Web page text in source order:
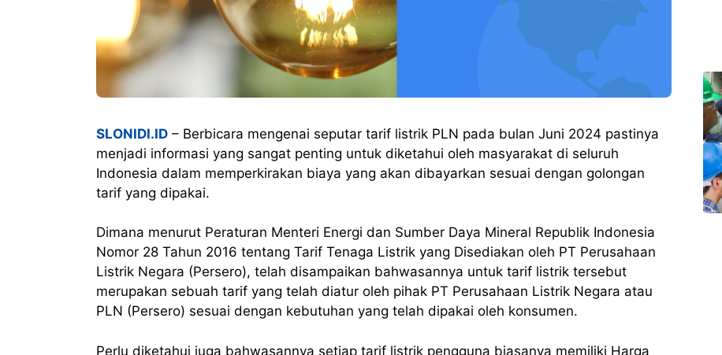
SLONIDI.ID – Berbicara mengenai seputar tarif listrik PLN pada bulan Juni 2024 pastinya
menjadi informasi yang sangat penting untuk diketahui oleh masyarakat di seluruh
Indonesia dalam memperkirakan biaya yang akan dibayarkan sesuai dengan golongan
tarif yang dipakai.
Dimana menurut Peraturan Menteri Energi dan Sumber Daya Mineral Republik Indonesia
Nomor 28 Tahun 2016 tentang Tarif Tenaga Listrik yang Disediakan oleh PT Perusahaan
Listrik Negara (Persero), telah disampaikan bahwasannya untuk tarif listrik tersebut
merupakan sebuah tarif yang telah diatur oleh pihak PT Perusahaan Listrik Negara atau
PLN (Persero) sesuai dengan kebutuhan yang telah dipakai oleh konsumen.
Perlu diketahui juga bahwasannya setiap tarif listrik pengguna biasanya memiliki Harga